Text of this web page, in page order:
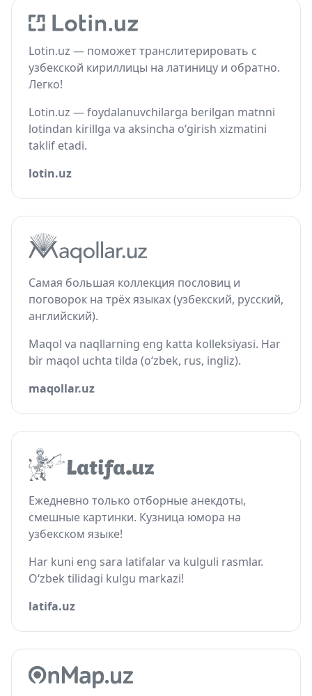
Lotin.uz — поможет транслитерировать с
узбекской кириллицы на латиницу и обратно.
Легко!
Lotin.uz — foydalanuvchilarga berilgan matnni
lotindan kirillga va aksincha o‘girish xizmatini
taklif etadi.
lotin.uz
Самая большая коллекция пословиц и
поговорок на трёх языках (узбекский, русский,
английский).
Maqol va naqllarning eng katta kolleksiyasi. Har
bir maqol uchta tilda (o‘zbek, rus, ingliz).
maqollar.uz
Ежедневно только отборные анекдоты,
смешные картинки. Кузница юмора на
узбекском языке!
Har kuni eng sara latifalar va kulguli rasmlar.
O‘zbek tilidagi kulgu markazi!
latifa.uz